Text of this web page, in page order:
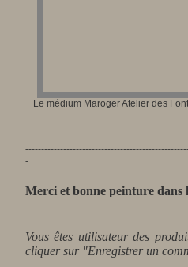
Le médium Maroger Atelier des
-
Merci et bonne peinture
Vous êtes utilisateur des
cliquer sur "Enregistrer un